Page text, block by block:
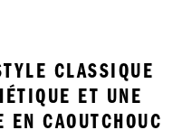
CLASSIQUE
ET UNE
CAOUTCHOUC